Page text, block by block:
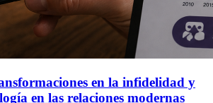
en la infidelidad y
en las relaciones modernas